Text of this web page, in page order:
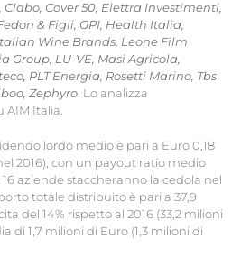
Clabo, Cover 50, Elettra Investimenti,
& Figli, GPI, Health Italia,
Wine Brands, Leone Film
Group, LU-VE, Masi Agricola,
PLT Energia, Rosetti Marino, Tbs
Zephyro. Lo analizza
AIM Italia.
lordo medio è pari a Euro 0,18
2016), con un payout ratio medio
16 aziende staccheranno la cedola nel
totale distribuito è pari a 37,9
del 14% rispetto al 2016 (33,2 milioni
di 1,7 milioni di Euro (1,3 milioni di